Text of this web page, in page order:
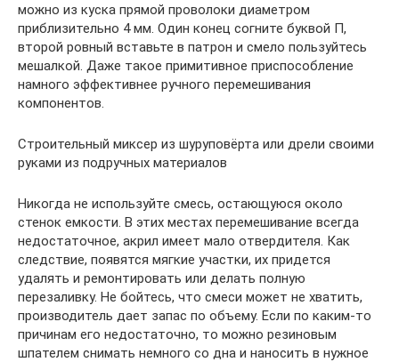
можно из куска прямой проволоки диаметром
приблизительно 4 мм. Один конец согните буквой П,
второй ровный вставьте в патрон и смело пользуйтесь
мешалкой. Даже такое примитивное приспособление
намного эффективнее ручного перемешивания
компонентов.
Строительный миксер из шуруповёрта или дрели своими
руками из подручных материалов
Никогда не используйте смесь, остающуюся около
стенок емкости. В этих местах перемешивание всегда
недостаточное, акрил имеет мало отвердителя. Как
следствие, появятся мягкие участки, их придется
удалять и ремонтировать или делать полную
перезаливку. Не бойтесь, что смеси может не хватить,
производитель дает запас по объему. Если по каким-то
причинам его недостаточно, то можно резиновым
шпателем снимать немного со дна и наносить в нужное